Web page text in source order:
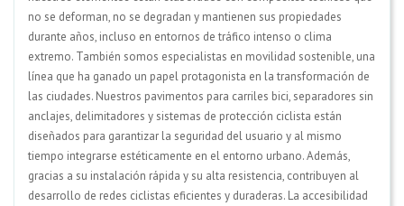
no se deforman, no se degradan y mantienen sus propiedades
durante años, incluso en entornos de tráfico intenso o clima
extremo. También somos especialistas en movilidad sostenible, una
línea que ha ganado un papel protagonista en la transformación de
las ciudades. Nuestros pavimentos para carriles bici, separadores sin
anclajes, delimitadores y sistemas de protección ciclista están
diseñados para garantizar la seguridad del usuario y al mismo
tiempo integrarse estéticamente en el entorno urbano. Además,
gracias a su instalación rápida y su alta resistencia, contribuyen al
desarrollo de redes ciclistas eficientes y duraderas. La accesibilidad